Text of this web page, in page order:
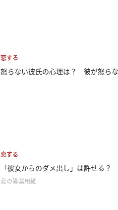
恋する
怒らない彼氏の心理は？ 彼が怒ら
恋する
「彼女からのダメ出し」は許せる
恋の答案用紙